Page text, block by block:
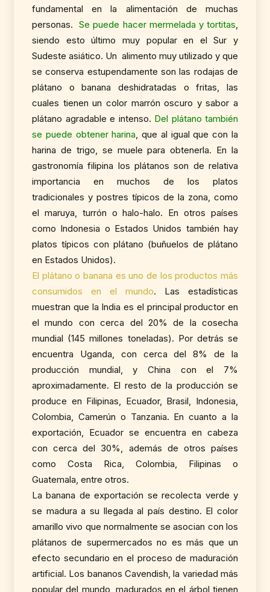
fundamental en la alimentación de muchas
personas. Se puede hacer mermelada y tortitas,
siendo esto último muy popular en el Sur y
Sudeste asiático. Un alimento muy utilizado y que
se conserva estupendamente son las rodajas de
plátano o banana deshidratadas o fritas, las
cuales tienen un color marrón oscuro y sabor a
plátano agradable e intenso. Del plátano también
se puede obtener harina, que al igual que con la
harina de trigo, se muele para obtenerla. En la
gastronomía filipina los plátanos son de relativa
importancia en muchos de los platos
tradicionales y postres típicos de la zona, como
el maruya, turrón o halo-halo. En otros países
como Indonesia o Estados Unidos también hay
platos típicos con plátano (buñuelos de plátano
en Estados Unidos).
El plátano o banana es uno de los productos más
consumidos en el mundo. Las estadísticas
muestran que la India es el principal productor en
el mundo con cerca del 20% de la cosecha
mundial (145 millones toneladas). Por detrás se
encuentra Uganda, con cerca del 8% de la
producción mundial, y China con el 7%
aproximadamente. El resto de la producción se
produce en Filipinas, Ecuador, Brasil, Indonesia,
Colombia, Camerún o Tanzania. En cuanto a la
exportación, Ecuador se encuentra en cabeza
con cerca del 30%, además de otros países
como Costa Rica, Colombia, Filipinas o
Guatemala, entre otros.
La banana de exportación se recolecta verde y
se madura a su llegada al país destino. El color
amarillo vivo que normalmente se asocian con los
plátanos de supermercados no es más que un
efecto secundario en el proceso de maduración
artificial. Los bananos Cavendish, la variedad más
popular del mundo, madurados en el árbol tienen